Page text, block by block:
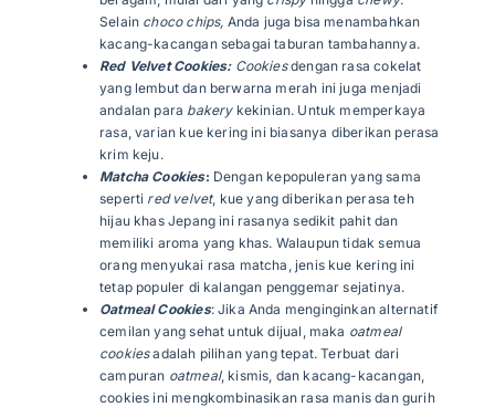
Selain choco chips, Anda juga bisa menambahkan
kacang-kacangan sebagai taburan tambahannya.
Red Velvet Cookies: Cookiesdengan rasa cokelat
yang lembut dan berwarna merah ini juga menjadi
andalan para bakerykekinian. Untuk memperkaya
rasa, varian kue kering ini biasanya diberikan perasa
krim keju.
Matcha Cookies: Dengan kepopuleran yang sama
seperti red velvet, kue yang diberikan perasa teh
hijau khas Jepang ini rasanya sedikit pahit dan
memiliki aroma yang khas. Walaupun tidak semua
orang menyukai rasa matcha, jenis kue kering ini
tetap populer di kalangan penggemar sejatinya.
Oatmeal Cookies: Jika Anda menginginkan alternatif
cemilan yang sehat untuk dijual, maka oatmeal
cookiesadalah pilihan yang tepat. Terbuat dari
campuran oatmeal, kismis, dan kacang-kacangan,
cookies ini mengkombinasikan rasa manis dan gurih